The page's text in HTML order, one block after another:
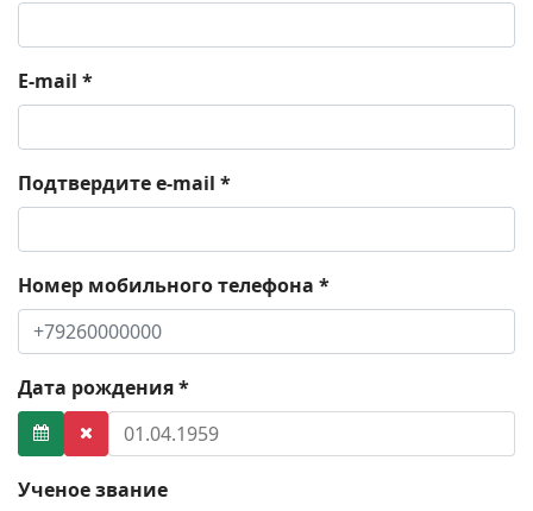
E-mail *
Подтвердите e-mail *
Номер мобильного телефона *
Дата рождения*
Ученое звание